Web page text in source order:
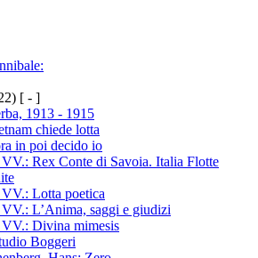
[ - ]
1913 - 1915
chiede lotta
in poi decido io
Rex Conte di Savoia. Italia Flotte
Lotta poetica
L’Anima, saggi e giudizi
Divina mimesis
Boggeri